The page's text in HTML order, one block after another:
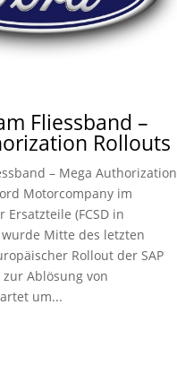
Fliessband –
Rollouts
– Mega Authorization
Motorcompany im
(FCSD in
Mitte des letzten
Rollout der SAP
Ablösung von
um...